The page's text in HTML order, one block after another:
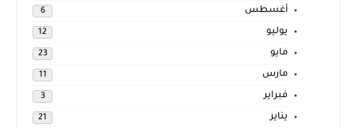
أغسطس 6
يوليو 12
مايو 23
مارس 11
فبراير 3
يناير 21